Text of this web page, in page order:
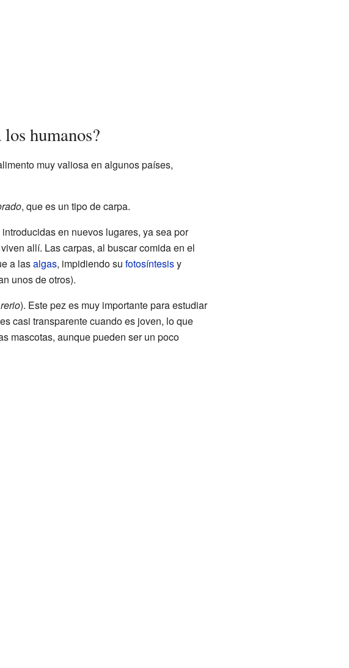
humanos?
muy valiosa en algunos países,
, que es un tipo de carpa.
en nuevos lugares, ya sea por
allí. Las carpas, al buscar comida en el
a lasalgas, impidiendo su fotosíntesisy
unos de otros).
). Este pez es muy importante para estudiar
casi transparente cuando es joven, lo que
mascotas, aunque pueden ser un poco